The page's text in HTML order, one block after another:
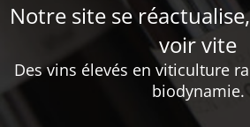
Notre site se
voir vite
Des vins élevés en viticulture
biodynamie.